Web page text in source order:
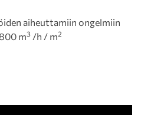
aiheuttamiin ongelmiin
m3 /h / m2